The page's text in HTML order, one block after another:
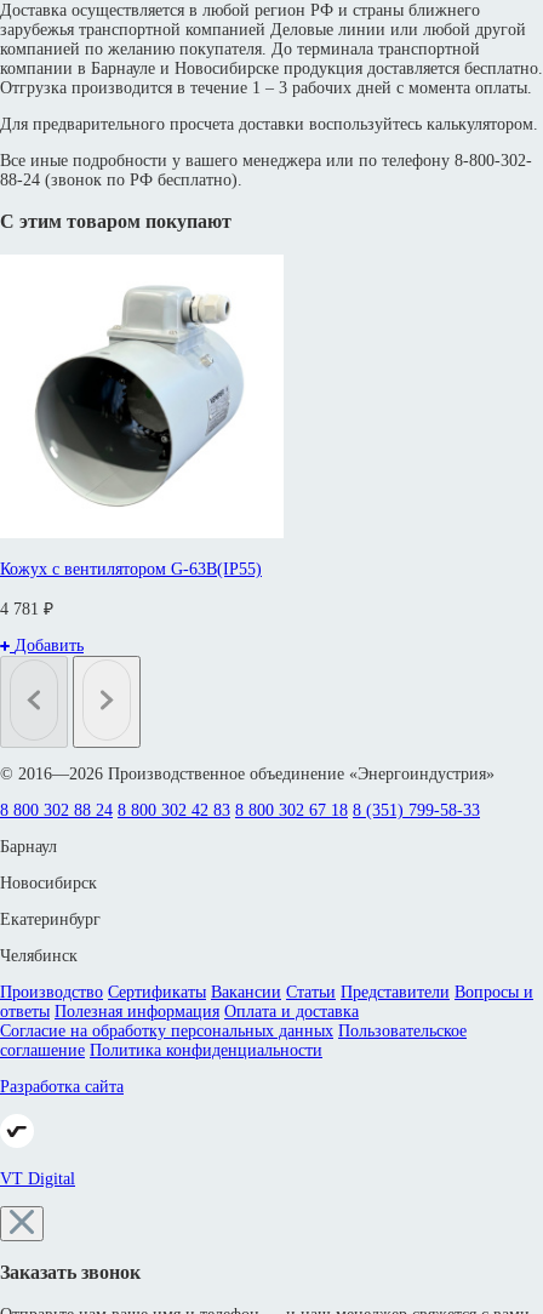
Доставка осуществляется в любой регион РФ и страны ближнего
зарубежья транспортной компанией Деловые линии или любой другой
компанией по желанию покупателя. До терминала транспортной
компании в Барнауле и Новосибирске продукция доставляется бесплатно.
Отгрузка производится в течение 1 – 3 рабочих дней с момента оплаты.
Для предварительного просчета доставки воспользуйтесь калькулятором.
Все иные подробности у вашего менеджера или по телефону 8-800-302-
88-24 (звонок по РФ бесплатно).
С этим товаром покупают
Кожух с вентилятором G-63B(IP55)
4 781 ₽
Добавить
© 2016—2026 Производственное объединение «Энергоиндустрия»
8 800 302 88 24 8 800 302 42 83 8 800 302 67 18 8 (351) 799-58-33
Барнаул
Новосибирск
Екатеринбург
Челябинск
Производство Сертификаты Вакансии Статьи Представители Вопросы и
ответы Полезная информация Оплата и доставка
Согласие на обработку персональных данных Пользовательское
соглашение Политика конфиденциальности
Разработка сайта
VT Digital
Заказать звонок